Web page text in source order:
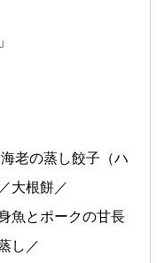
老の蒸し餃子（ハ
大根餅／
魚とポークの甘長
し／